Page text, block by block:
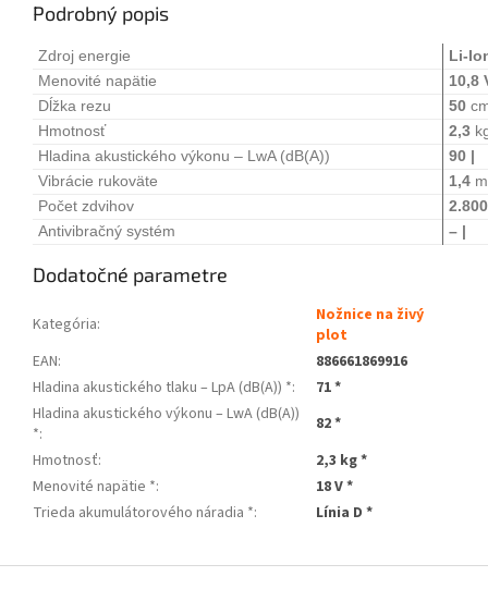
Podrobný popis
Zdroj energie
Li-
Menovité napätie
10,8
Dĺžka rezu
50
Hmotnosť
2,3
Hladina akustického výkonu – LwA (dB(A))
90 |
Vibrácie rukoväte
1,4
Počet zdvihov
2.800
Antivibračný systém
– |
Dodatočné parametre
Kategória:
Nožnice na živý
plot
EAN:
886661869916
Hladina akustického tlaku – LpA (dB(A)) *:
71 *
Hladina akustického výkonu – LwA (dB(A))
*:
82 *
Hmotnosť:
2,3 kg *
Menovité napätie *:
18 V *
Trieda akumulátorového náradia *: Línia D *